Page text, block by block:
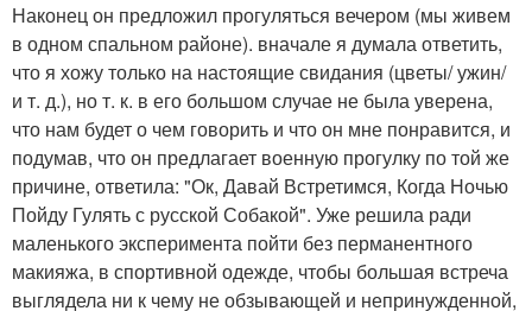
Наконец он предложил прогуляться вечером (мы живем
в одном спальном районе). вначале я думала ответить,
что я хожу только на настоящие свидания (цветы/ ужин/
и т. д.), но т. к. в его большом случае не была уверена,
что нам будет о чем говорить и что он мне понравится, и
подумав, что он предлагает военную прогулку по той же
причине, ответила: "Ок, Давай Встретимся, Когда Ночью
Пойду Гулять с русской Собакой". Уже решила ради
маленького эксперимента пойти без перманентного
макияжа, в спортивной одежде, чтобы большая встреча
выглядела ни к чему не обзывающей и непринужденной,